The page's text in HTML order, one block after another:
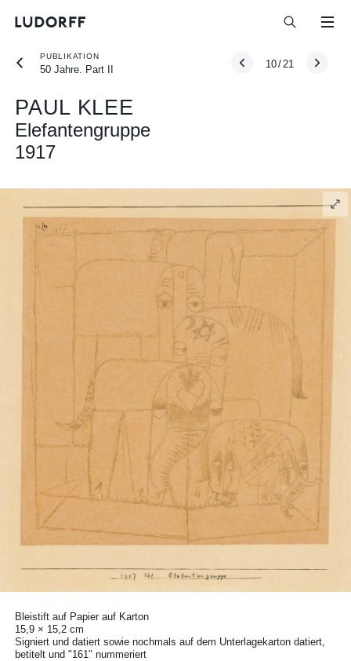
PUBLIKATION
50 Jahre. Part II
10/ 21
PAUL KLEE
Elefantengruppe
1917
Bleistift auf Papier auf Karton
15,9 × 15,2 cm
Signiert und datiert sowie nochmals auf dem Unterlagekarton datiert,
betitelt und "161" nummeriert